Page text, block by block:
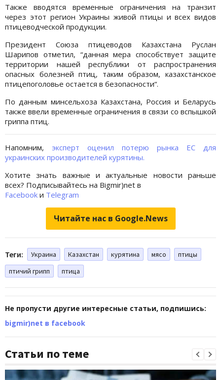
Также вводятся временные ограничения на транзит
через этот регион Украины живой птицы и всех видов
птицеводческой продукции.
Президент Союза птицеводов Казахстана Руслан
Шарипов отметил, “данная мера способствует защите
территории нашей республики от распространения
опасных болезней птиц, таким образом, казахстанское
птицепоголовье остается в безопасности“.
По данным минсельхоза Казахстана, Россия и Беларусь
также ввели временные ограничения в связи со вспышкой
гриппа птиц.
Напомним, эксперт оценил потерю рынка ЕС для
украинских производителей курятины.
Хотите знать важные и актуальные новости раньше
всех? Подписывайтесь на Bigmir)net в
Facebook и Telegram
Читайте нас в Google.News
Теги: Украина Казахстан курятина мясо
птицы
птичий грипп
птица
Не пропусти другие интересные статьи, подпишись:
bigmir)net в facebook
Статьи по теме